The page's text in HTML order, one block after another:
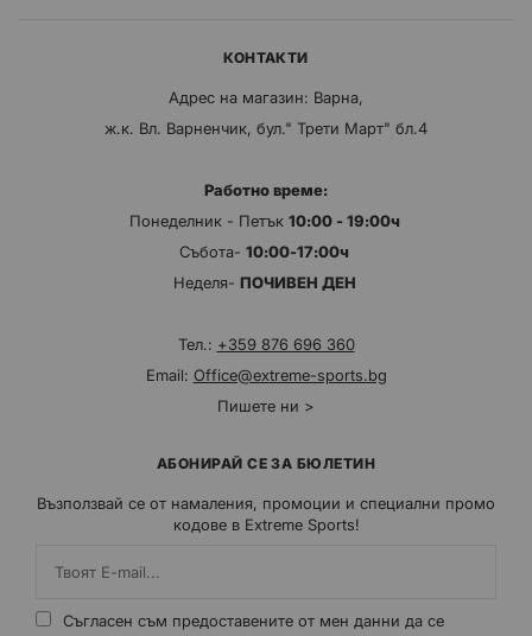
КОНТАКТИ
Адрес на магазин: Варна,
ж.к. Вл. Варненчик, бул." Трети Март" бл.4
Работно време:
Понеделник - Петък 10:00 - 19:00ч
Събота- 10:00-17:00ч
Неделя- ПОЧИВЕН ДЕН
Тел.: +359 876 696 360
Email: Office@extreme-sports.bg
Пишете ни >
АБОНИРАЙ СЕ ЗА БЮЛЕТИН
Възползвай се от намаления, промоции и специални промо
кодове в Extreme Sports!
Съгласен съм предоставените от мен данни да се